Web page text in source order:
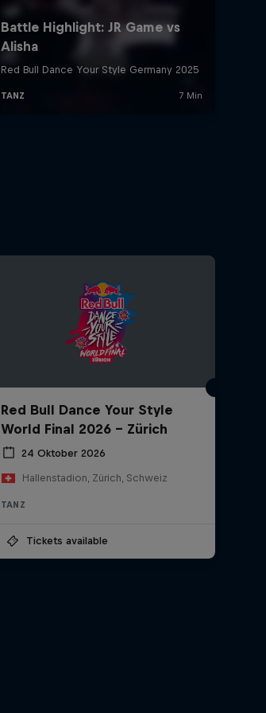
Red Bull Dance Your Style
World Final 2026 - Zürich
24 Oktober 2026
Hallenstadion, Zürich, Schweiz
TANZ
Tickets available